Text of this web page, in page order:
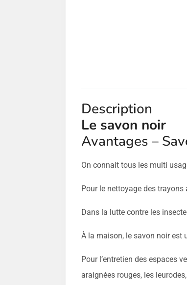
Description
Le savon noir
Avantages –
On connait tous les multi
Pour le nettoyage des trayons
Dans la lutte contre les
À la maison, le savon noir est
Pour l’entretien des espaces
araignées rouges, les